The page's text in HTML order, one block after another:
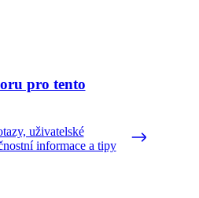
pro tento
uživatelské
informace a tipy